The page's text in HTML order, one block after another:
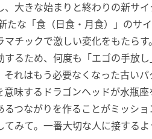
、大きな始まりと終わりの新サ
たな「食（日食・月食）」のサ
マチックで激しい変化をもたら
するため、何度も「エゴの手放
それはもう必要なくなった古い
味するドラゴンヘッドが水瓶座
るつながりを作ることがミッシ
てみて。一番大切な人に接する